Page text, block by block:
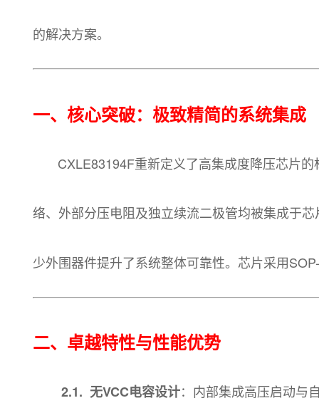
的解决方案。
一、核心突破：极致精简的系统集成
CXLE83194F重新定义了高集成度降压芯片的
络、外部分压电阻及独立续流二极管均被集成于
少外围器件提升了系统整体可靠性。芯片采用
二、卓越特性与性能优势
2.1. 无VCC电容设计：内部集成高压启动与